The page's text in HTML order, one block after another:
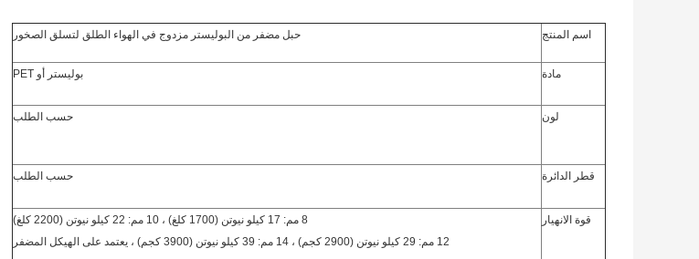
اسم المنتج حبل مضفر من البوليستر مزدوج في الهواء الطلق لتسلق الصخور
مادة بوليستر أو PET
لون حسب الطلب
قطر الدائرة حسب الطلب
قوة الانهيار
8 مم: 17 كيلو نيوتن (1700 كلغ) ، 10 مم: 22 كيلو نيوتن (2200 كلغ)
12 مم: 29 كيلو نيوتن (2900 كجم) ، 14 مم: 39 كيلو نيوتن (3900 كجم) ، يعتمد على الهيكل المضفر